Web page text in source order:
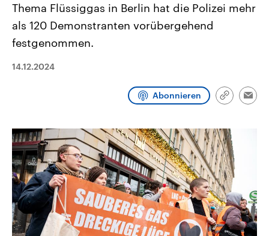
Landtagswahl Sachsen-Anhalt
2026
Alle Informationen
Sachsen-Anhalt wählt am 6.
Landtag. Seit 2021 wird das
Wahlprogramme, aktuelle Berichte
Wahl.
Aktuelle Beiträge,
aktuelle Weltgeschehen.
Audio-Archiv
Thema Flüssiggas in Berlin hat die Polizei mehr
als 120 Demonstranten vorübergehend
festgenommen.
14.12.2024
Abonnieren
Link